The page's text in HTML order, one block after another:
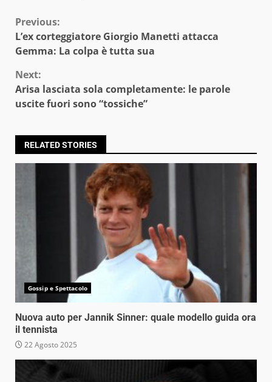
Continue
Reading
Previous:
L’ex corteggiatore Giorgio Manetti attacca
Gemma: La colpa è tutta sua
Next:
Arisa lasciata sola completamente: le parole
uscite fuori sono “tossiche”
RELATED STORIES
Gossip e Spettacolo
Nuova auto per Jannik Sinner: quale modello guida ora
il tennista
22 Agosto 2025